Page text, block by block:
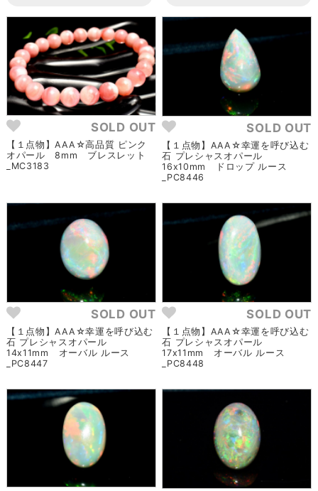
SOLD OUT
【１点物】AAA☆高品質 ピンク
オパール 8mm ブレスレット
_MC3183
SOLD OUT
【１点物】AAA☆幸運を呼び込む
石 プレシャスオパール
16x10mm ドロップ ルース
_PC8446
SOLD OUT
【１点物】AAA☆幸運を呼び込む
石 プレシャスオパール
14x11mm オーバル ルース
_PC8447
SOLD OUT
【１点物】AAA☆幸運を呼び込む
石 プレシャスオパール
17x11mm オーバル ルース
_PC8448